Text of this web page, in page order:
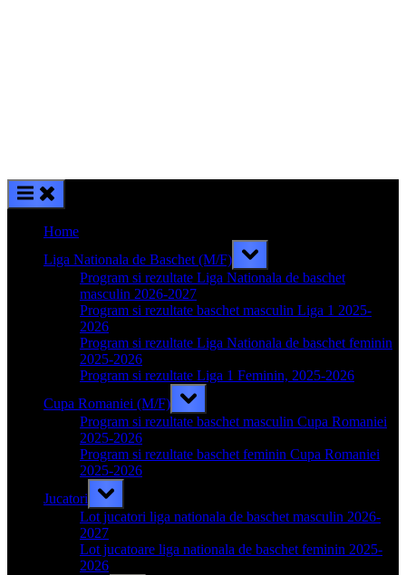
Home
Liga Nationala de Baschet (M/F)
Toggle
sub-
menu
Program si rezultate Liga Nationala de baschet
masculin 2026-2027
Program si rezultate baschet masculin Liga 1 2025-
2026
Program si rezultate Liga Nationala de baschet feminin
2025-2026
Program si rezultate Liga 1 Feminin, 2025-2026
Cupa Romaniei (M/F)
Toggle
sub-
menu
Program si rezultate baschet masculin Cupa Romaniei
2025-2026
Program si rezultate baschet feminin Cupa Romaniei
2025-2026
Jucatori
Toggle
sub-
menu
Lot jucatori liga nationala de baschet masculin 2026-
2027
Lot jucatoare liga nationala de baschet feminin 2025-
2026